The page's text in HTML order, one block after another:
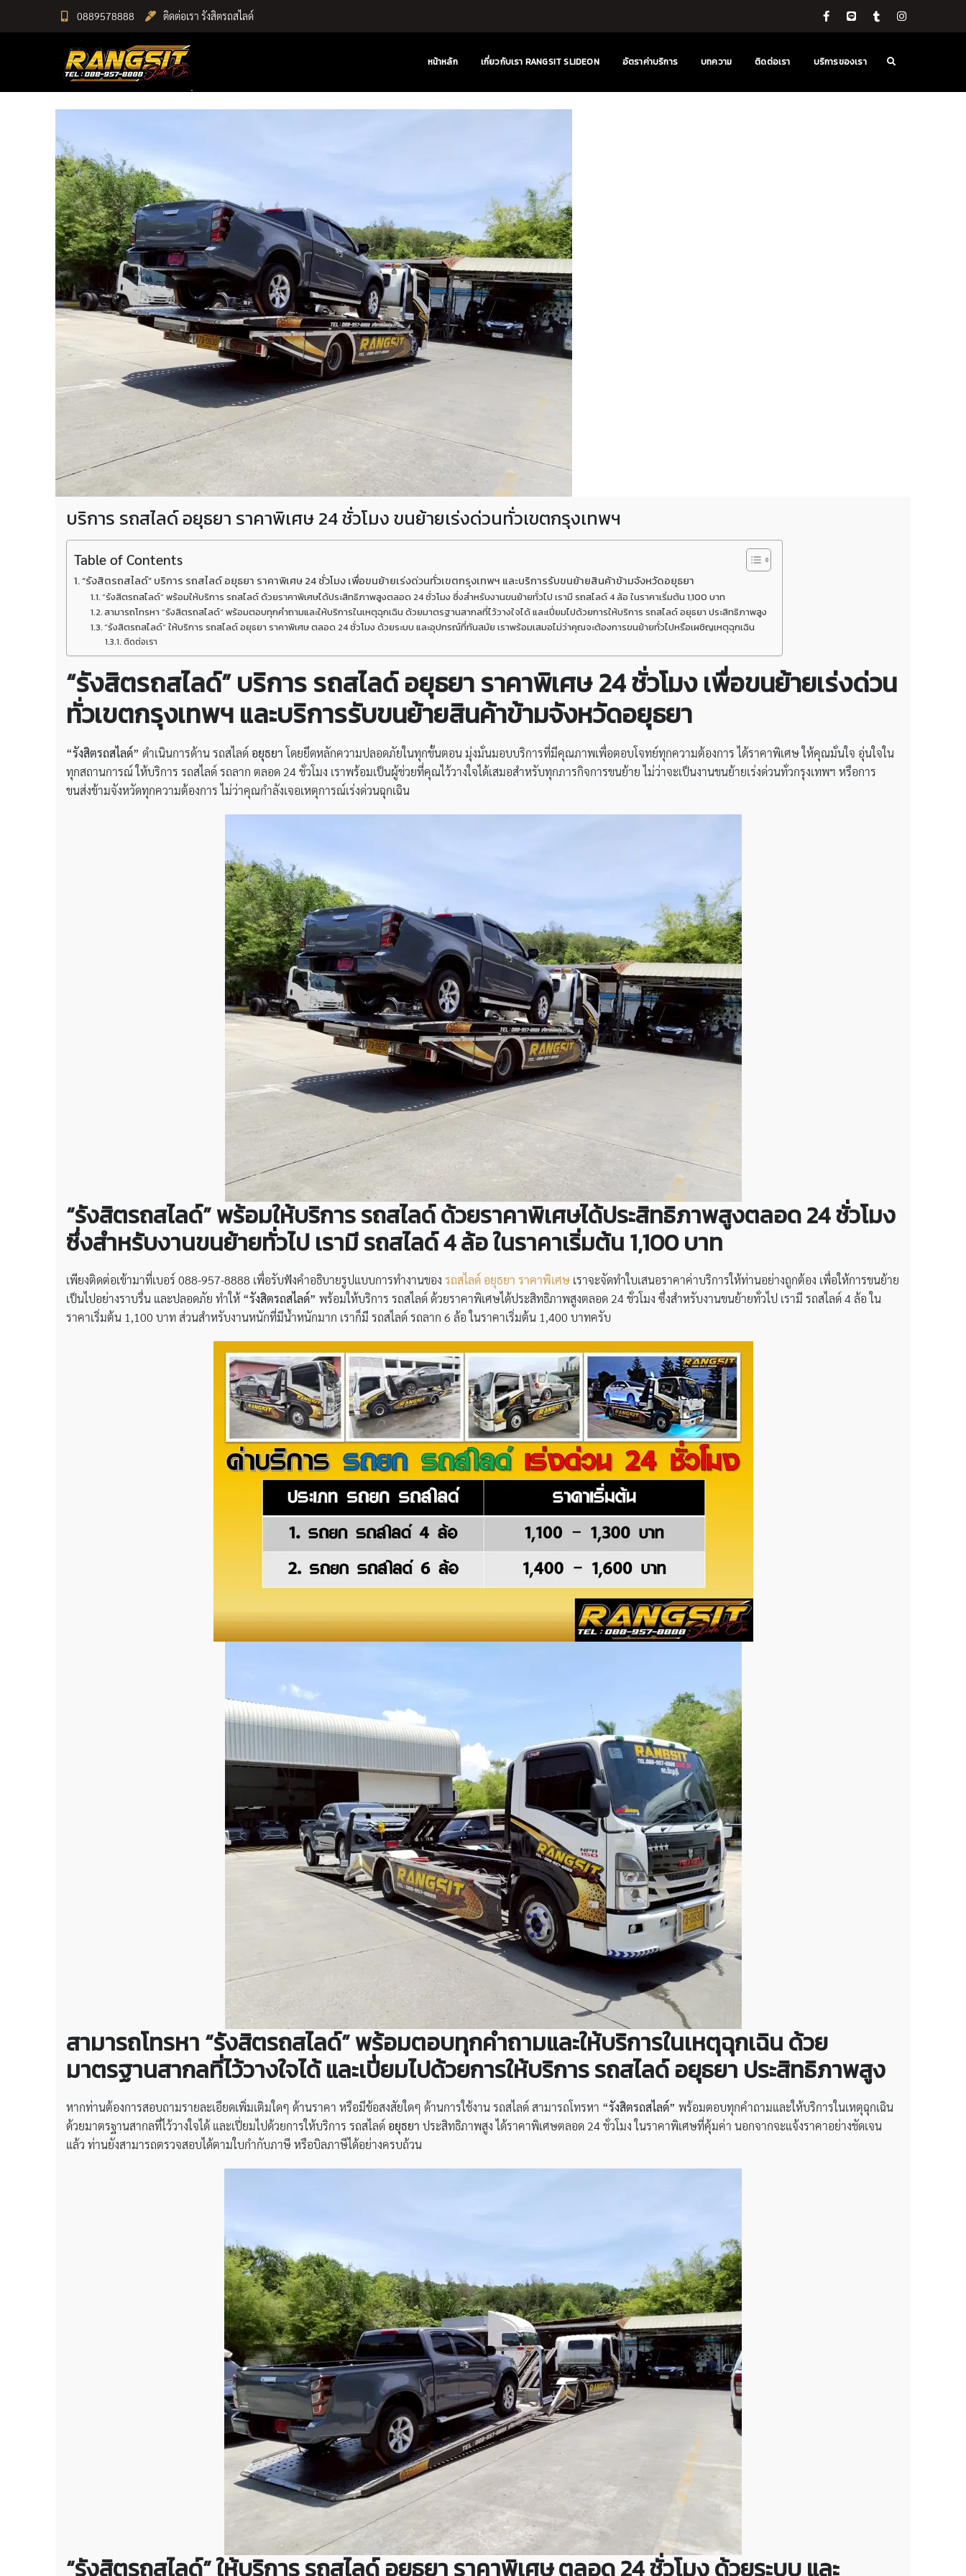
0889578888 ติดต่อเรา รังสิตรถสไลด์
หน้าหลัก เกี่ยวกับเรา RANGSIT SLIDEON อัตราค่าบริการ บทความ ติดต่อเรา บริการของเรา
บริการ รถสไลด์ อยุธยา ราคาพิเศษ 24 ชั่วโมง ขนย้ายเร่งด่วนทั่วเขตกรุงเทพฯ
Table of Contents
“รังสิตรถสไลด์” บริการ รถสไลด์ อยุธยา ราคาพิเศษ 24 ชั่วโมง เพื่อขนย้ายเร่งด่วนทั่วเขตกรุงเทพฯ และบริการรับขนย้ายสินค้าข้ามจังหวัดอยุธยา
“รังสิตรถสไลด์” พร้อมให้บริการ รถสไลด์ ด้วยราคาพิเศษได้ประสิทธิภาพสูงตลอด 24 ชั่วโมง ซึ่งสำหรับงานขนย้ายทั่วไป เรามี รถสไลด์ 4 ล้อ ในราคาเริ่มต้น 1,100 บาท
สามารถโทรหา “รังสิตรถสไลด์” พร้อมตอบทุกคำถามและให้บริการในเหตุฉุกเฉิน ด้วยมาตรฐานสากลที่ไว้วางใจได้ และเปี่ยมไปด้วยการให้บริการ รถสไลด์ อยุธยา ประสิทธิภาพสูง
“รังสิตรถสไลด์” ให้บริการ รถสไลด์ อยุธยา ราคาพิเศษ ตลอด 24 ชั่วโมง ด้วยระบบ และอุปกรณ์ที่ทันสมัย เราพร้อมเสมอไม่ว่าคุณจะต้องการขนย้ายทั่วไปหรือเผชิญเหตุฉุกเฉิน
ติดต่อเรา
“รังสิตรถสไลด์” บริการ รถสไลด์ อยุธยา ราคาพิเศษ 24 ชั่วโมง เพื่อขนย้ายเร่งด่วน
ทั่วเขตกรุงเทพฯ และบริการรับขนย้ายสินค้าข้ามจังหวัดอยุธยา
“รังสิตรถสไลด์” ดำเนินการด้าน รถสไลด์อยุธยา โดยยึดหลักความปลอดภัยในทุกขั้นตอน มุ่งมั่นมอบบริการที่มีคุณภาพเพื่อตอบโจทย์ทุกความต้องการ ได้ราคาพิเศษ ให้คุณมั่นใจ อุ่นใจใน
ทุกสถานการณ์ ให้บริการ รถสไลด์ รถลาก ตลอด 24 ชั่วโมง เราพร้อมเป็นผู้ช่วยที่คุณไว้วางใจได้เสมอสำหรับทุกภารกิจการขนย้าย ไม่ว่าจะเป็นงานขนย้ายเร่งด่วนทั่วกรุงเทพฯ หรือการ
ขนส่งข้ามจังหวัดทุกความต้องการ ไม่ว่าคุณกำลังเจอเหตุการณ์เร่งด่วนฉุกเฉิน
“รังสิตรถสไลด์” พร้อมให้บริการ รถสไลด์ ด้วยราคาพิเศษได้ประสิทธิภาพสูงตลอด 24 ชั่วโมง
ซึ่งสำหรับงานขนย้ายทั่วไป เรามี รถสไลด์ 4 ล้อ ในราคาเริ่มต้น 1,100 บาท
เพียงติดต่อเข้ามาที่เบอร์ 088-957-8888 เพื่อรับฟังคำอธิบายรูปแบบการทำงานของ รถสไลด์ อยุธยา ราคาพิเศษ เราจะจัดทำใบเสนอราคาค่าบริการให้ท่านอย่างถูกต้อง เพื่อให้การขนย้าย
เป็นไปอย่างราบรื่น และปลอดภัย ทำให้ “รังสิตรถสไลด์” พร้อมให้บริการ รถสไลด์ ด้วยราคาพิเศษได้ประสิทธิภาพสูงตลอด 24 ชั่วโมง ซึ่งสำหรับงานขนย้ายทั่วไป เรามี รถสไลด์ 4 ล้อ ใน
ราคาเริ่มต้น 1,100 บาท ส่วนสำหรับงานหนักที่มีน้ำหนักมาก เราก็มี รถสไลด์ รถลาก 6 ล้อ ในราคาเริ่มต้น 1,400 บาทครับ
สามารถโทรหา “รังสิตรถสไลด์” พร้อมตอบทุกคำถามและให้บริการในเหตุฉุกเฉิน ด้วย
มาตรฐานสากลที่ไว้วางใจได้ และเปี่ยมไปด้วยการให้บริการ รถสไลด์ อยุธยา ประสิทธิภาพสูง
หากท่านต้องการสอบถามรายละเอียดเพิ่มเติมใดๆ ด้านราคา หรือมีข้อสงสัยใดๆ ด้านการใช้งาน รถสไลด์ สามารถโทรหา “รังสิตรถสไลด์” พร้อมตอบทุกคำถามและให้บริการในเหตุฉุกเฉิน
ด้วยมาตรฐานสากลที่ไว้วางใจได้ และเปี่ยมไปด้วยการให้บริการ รถสไลด์อยุธยา ประสิทธิภาพสูง ได้ราคาพิเศษตลอด 24 ชั่วโมง ในราคาพิเศษที่คุ้มค่า นอกจากจะแจ้งราคาอย่างชัดเจน
แล้ว ท่านยังสามารถตรวจสอบได้ตามใบกำกับภาษี หรือบิลภาษีได้อย่างครบถ้วน
“รังสิตรถสไลด์” ให้บริการ รถสไลด์ อยุธยา ราคาพิเศษ ตลอด 24 ชั่วโมง ด้วยระบบ และ